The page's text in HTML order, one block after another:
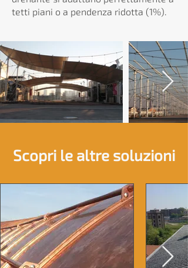
tetti piani o a pendenza ridotta (1%).
Scopri le altre soluzioni